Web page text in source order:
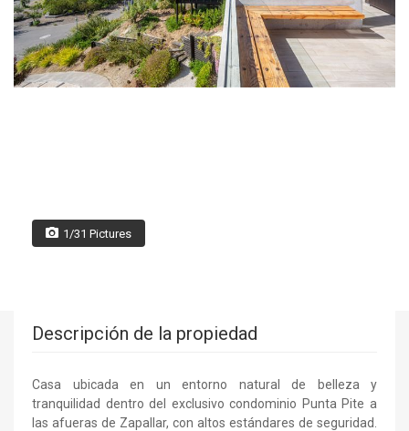
1/31 Pictures
Descripción de la propiedad
Casa ubicada en un entorno natural de belleza y
tranquilidad dentro del exclusivo condominio Punta Pite a
las afueras de Zapallar, con altos estándares de seguridad.